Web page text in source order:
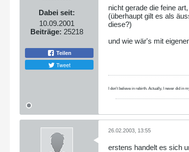
Dabei seit:
10.09.2001
Beiträge: 25218
Teilen
Tweet
nicht gerade die feine
(überhaupt gilt es als
diese?)
und wie wär's mit
I don't believe in rebirth. Actually, I never did in
26.02.2003, 13:55
erstens handelt es sich